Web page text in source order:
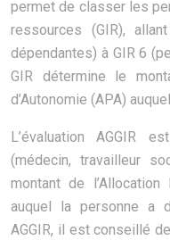
permet de classer les
ressources (GIR),
dépendantes) à GIR 6
GIR détermine le
d’Autonomie (APA)
L’évaluation AGGIR
(médecin, travailleur
montant de l’Allocation
auquel la personne a
AGGIR, il est conseillé